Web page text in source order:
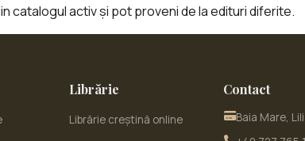
catalogul activ și pot proveni de la edituri diferite.
Librărie
Librărie creștină online
Contact
Baia Mare,